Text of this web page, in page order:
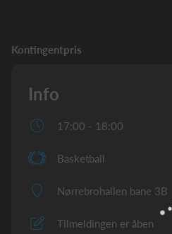
Kontingentpris
Info
17:00 - 18:00
Basketball
Nørrebrohallen bane 3B
Tilmeldingen er åben